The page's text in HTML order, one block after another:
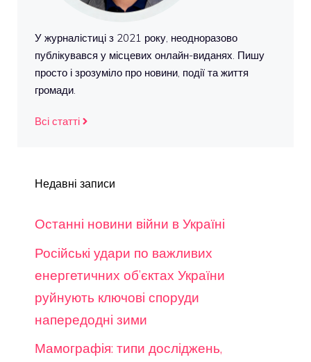
У журналістиці з 2021 року, неодноразово
публікувався у місцевих онлайн-виданях. Пишу
просто і зрозуміло про новини, події та життя
громади.
Всі статті
Недавні записи
Останні новини війни в Україні
Російські удари по важливих
енергетичних об’єктах України
руйнують ключові споруди
напередодні зими
Мамографія: типи досліджень,